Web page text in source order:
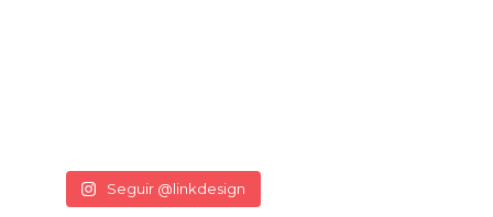
Seguir @linkdesign